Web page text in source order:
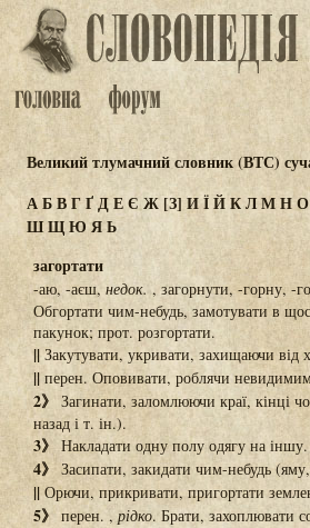
Великий тлумачний словник (ВТС)
АБВГҐДЕЄ Ж[З] ИЇЙКЛМНО
ШЩЮЯЬ
загортати
-аю, -аєш, недок. , загорнути, -горну, -
Обгортати чим-небудь, замотувати в
пакунок; прот. розгортати.
|| Закутувати, укривати, захищаючи від
|| перен. Оповивати, роблячи
2》 Загинати, заломлюючи краї, кінці
назад і т. ін.).
3》 Накладати одну полу одягу на іншу.
4》 Засипати, закидати чим-небудь
||Орючи, прикривати, пригортати
5》 перен. , рідко. Брати, захоплювати